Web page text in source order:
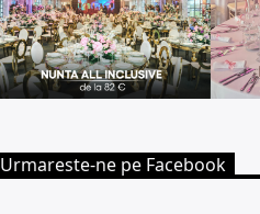
Urmareste-ne pe Facebook